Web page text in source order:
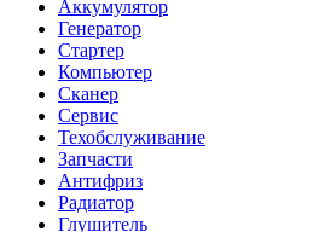
Аккумулятор
Генератор
Стартер
Компьютер
Сканер
Сервис
Техобслуживание
Запчасти
Антифриз
Радиатор
Глушитель